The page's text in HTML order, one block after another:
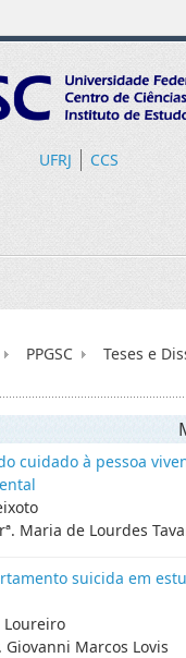
UFRJ CCS
PPGSC
Teses e
cuidado à pessoa
Maria de Lourdes
suicida em
Loureiro
Marcos Lovis